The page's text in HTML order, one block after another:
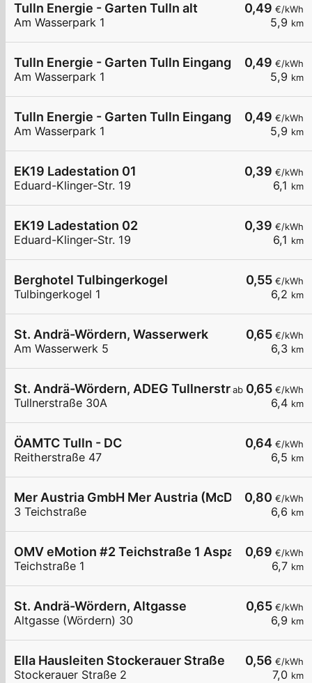
0,49 €/kWh
5,9 km
Tulln Energie - Garten Tulln alt
Am Wasserpark 1
0,49 €/kWh
5,9 km
Tulln Energie - Garten Tulln Eingang
Am Wasserpark 1
0,49 €/kWh
5,9 km
Tulln Energie - Garten Tulln Eingang WB
Am Wasserpark 1
0,39 €/kWh
6,1 km
EK19 Ladestation 01
Eduard-Klinger-Str. 19
0,39 €/kWh
6,1 km
EK19 Ladestation 02
Eduard-Klinger-Str. 19
0,55 €/kWh
6,2 km
Berghotel Tulbingerkogel
Tulbingerkogel 1
0,65 €/kWh
6,3 km
St. Andrä-Wördern, Wasserwerk
Am Wasserwerk 5
ab 0,65 €/kWh
6,4 km
St. Andrä-Wördern, ADEG Tullnerstraße
Tullnerstraße 30A
0,64 €/kWh
6,5 km
ÖAMTC Tulln - DC
Reitherstraße 47
0,80 €/kWh
6,6 km
Mer Austria GmbH Mer Austria (McD) -
3 Teichstraße
0,69 €/kWh
6,7 km
OMV eMotion #2 Teichstraße 1 Asparn/
Teichstraße 1
0,65 €/kWh
6,9 km
St. Andrä-Wördern, Altgasse
Altgasse (Wördern) 30
0,56 €/kWh
7,0 km
Ella Hausleiten Stockerauer Straße
Stockerauer Straße 2